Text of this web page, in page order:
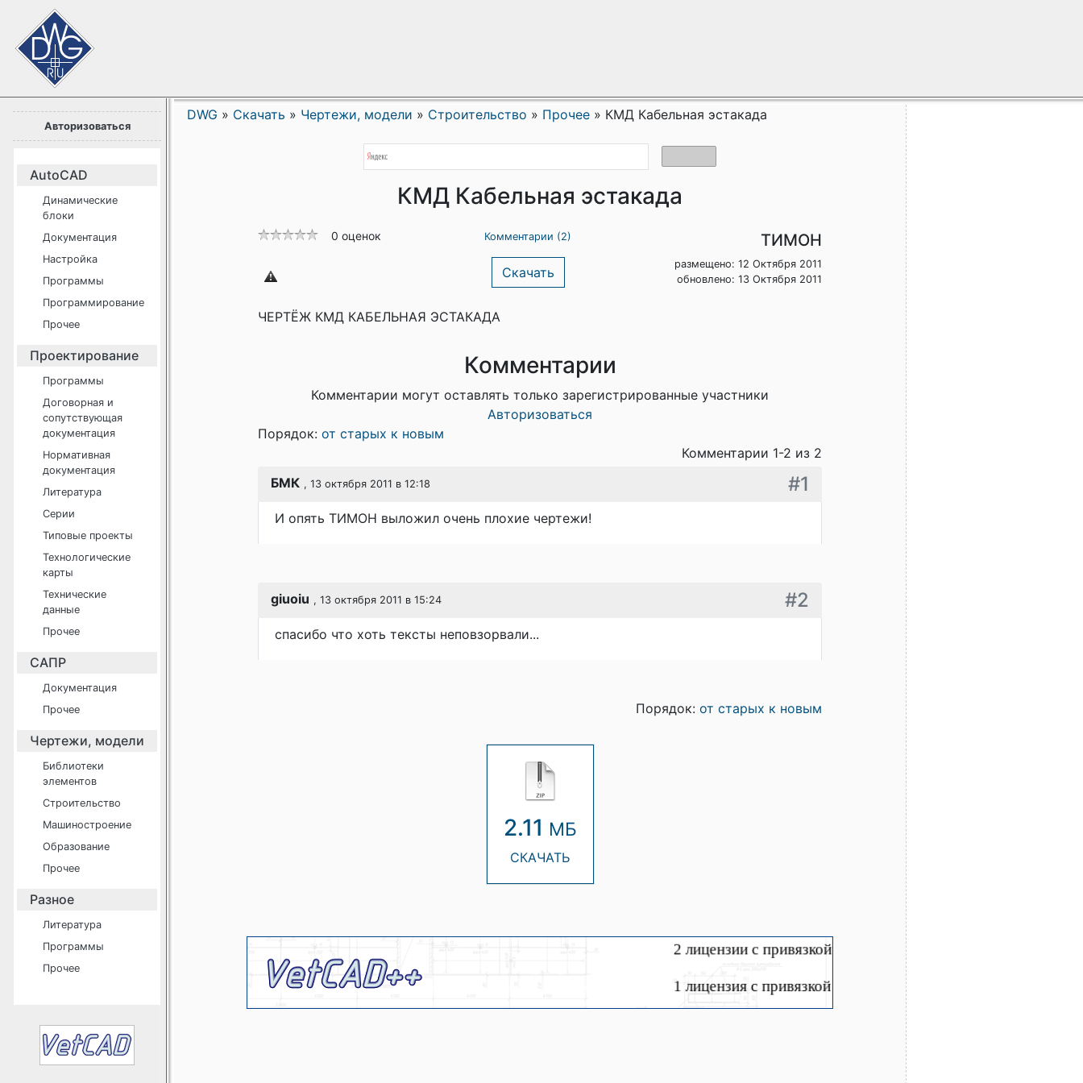
Авторизоваться
AutoCAD
Динамические
блоки
Документация
Настройка
Программы
Программирование
Прочее
Проектирование
Программы
Договорная и
сопутствующая
документация
Нормативная
документация
Литература
Серии
Типовые проекты
Технологические
карты
Технические
данные
Прочее
САПР
Документация
Прочее
Чертежи, модели
Библиотеки
элементов
Строительство
Машиностроение
Образование
Прочее
Разное
Литература
Программы
Прочее
DWG » Скачать » Чертежи, модели » Строительство » Прочее » КМД Кабельная эстакада
КМД Кабельная эстакада
0 оценок Комментарии (2)
Скачать
ТИМОН
размещено: 12 Октября 2011
обновлено: 13 Октября 2011
ЧЕРТЁЖ КМД КАБЕЛЬНАЯ ЭСТАКАДА
Комментарии
Комментарии могут оставлять только зарегистрированные участники
Авторизоваться
Порядок: от старых к новым
Комментарии 1-2 из 2
БМК , 13 октября 2011 в 12:18 #1
И опять ТИМОН выложил очень плохие чертежи!
giuoiu , 13 октября 2011 в 15:24 #2
спасибо что хоть тексты неповзорвали...
Порядок: от старых к новым
2.11 МБ
СКАЧАТЬ